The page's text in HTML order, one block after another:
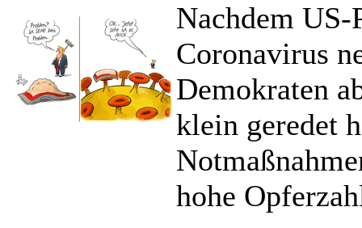
Nachdem US-
Coronavirus
Demokraten
klein geredet
hohe